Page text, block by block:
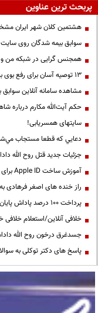
پربحث ترین عناوین
هشتمین کلان شهر ایران
سوابق بیمه شدگان روی سایت
همجنس گرایی در شبکه من و
13 توصیه آسان برای رفع بوی بد دهان
مشاهده سامانه آنلاين سوابق
حكم آيت‌الله مكارم درباره
سایتهای همسریابی!
دعايي كه قطعا مستجاب
جزئیات جدید قتل روح الله
آموزش ساخت Apple ID برای کاربران ایرانی
راز خنده های اصغر فرهادی
پرداخت ۱۰۰ درصد پاداش پایان خدمت فرهنگیان
خلافی آنلاین/استعلام خلافی
جسدغرق درخون روح الله
پاسخ های دکتر توکلی به